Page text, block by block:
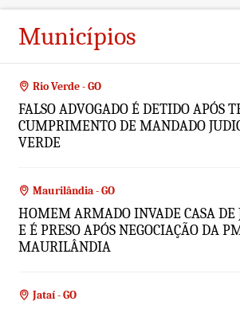
Municípios
Rio Verde - GO
FALSO ADVOGADO É DETIDO APÓS
CUMPRIMENTO DE MANDADO
VERDE
Maurilândia - GO
HOMEM ARMADO INVADE CASA DE
E É PRESO APÓS NEGOCIAÇÃO DA
MAURILÂNDIA
Jataí - GO